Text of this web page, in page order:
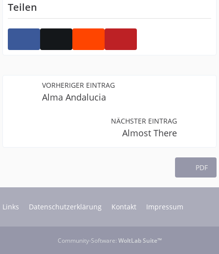
Teilen
VORHERIGER EINTRAG
Alma Andalucia
NÄCHSTER EINTRAG
Almost There
PDF
Links Datenschutzerklärung Kontakt Impressum
Community-Software: WoltLab Suite™